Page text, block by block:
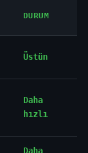
DURUM
Üstün
Daha
hızlı
Daha